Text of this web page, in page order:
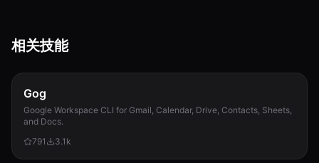
相关技能
Gog
Google Workspace CLI for Gmail, Calendar, Drive, Contacts, Sheets,
and Docs.
791
3.1k